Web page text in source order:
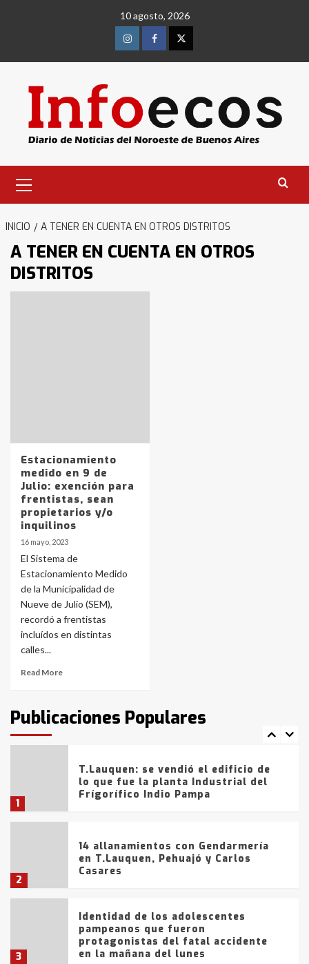
10 agosto, 2026
InstagramFacebookTwitter
primario
INICIO A TENER EN CUENTA EN OTROS DISTRITOS
A TENER EN CUENTA EN OTROS
DISTRITOS
Estacionamiento
medido en 9 de
Julio: exención para
frentistas, sean
propietarios y/o
inquilinos
16 mayo, 2023
El Sistema de
Estacionamiento Medido
de la Municipalidad de
Nueve de Julio (SEM),
recordó a frentistas
incluídos en distintas
calles...
Read More
Publicaciones Populares
4
Accidente en Ruta 5: falleció un
joven de Trenque Lauquen
5
6
La Bolsa de Cereales de Bahía
Blanca anticipa que Agosto vendrá
con lluvias y heladas, en gran parte
fueron detenidos por
comercialización de drogas en la
tarde del sábado
1
T.Lauquen: se vendió el edificio de
lo que fue la planta Industrial del
Frígorífico Indio Pampa
2
14 allanamientos con Gendarmería
en T.Lauquen, Pehuajó y Carlos
Casares
3
Identidad de los adolescentes
pampeanos que fueron
protagonistas del fatal accidente
en la mañana del lunes